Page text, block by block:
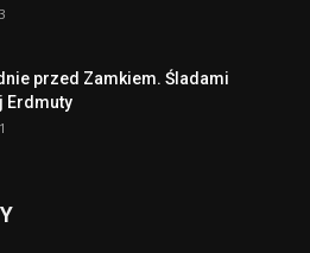
przed Zamkiem. Śladami
Erdmuty